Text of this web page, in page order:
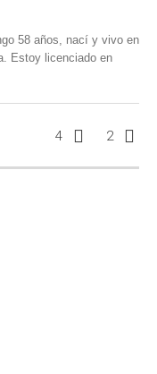
58 años, nací y vivo en
Estoy licenciado en
4 2